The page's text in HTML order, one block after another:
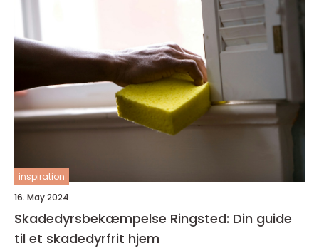
inspiration
16. May 2024
Skadedyrsbekæmpelse Ringsted: Din guide
til et skadedyrfrit hjem